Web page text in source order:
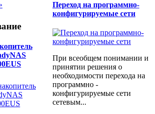
Переход на программно-
конфигурируемые сети
При всеобщем понимании и
принятии решения о
необходимости перехода на
программно -
конфигурируемые сети
сетевым...